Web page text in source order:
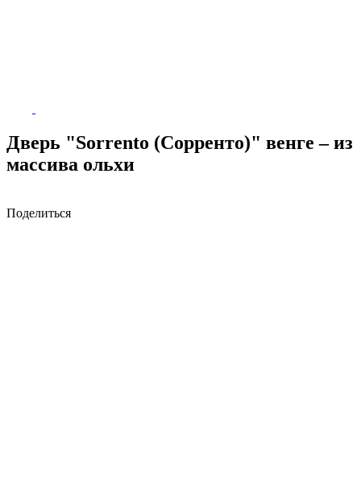
Дверь "Sorrento (Сорренто)" венге – из
массива ольхи
Поделиться